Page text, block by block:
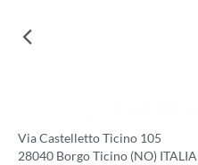
Via Castelletto Ticino 105
28040 Borgo Ticino (NO) ITALIA